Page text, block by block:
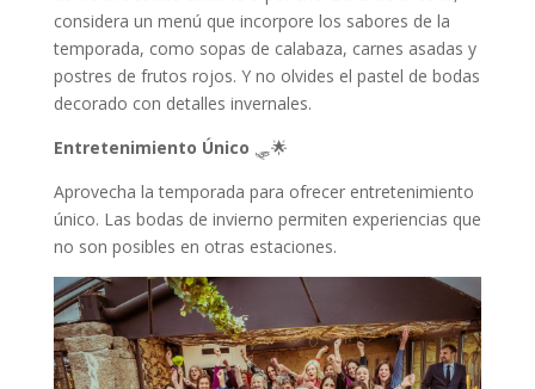
considera un menú que incorpore los sabores de la
temporada, como sopas de calabaza, carnes asadas y
postres de frutos rojos. Y no olvides el pastel de bodas
decorado con detalles invernales.
Entretenimiento Único 🛷🌟
Aprovecha la temporada para ofrecer entretenimiento
único. Las bodas de invierno permiten experiencias que
no son posibles en otras estaciones.